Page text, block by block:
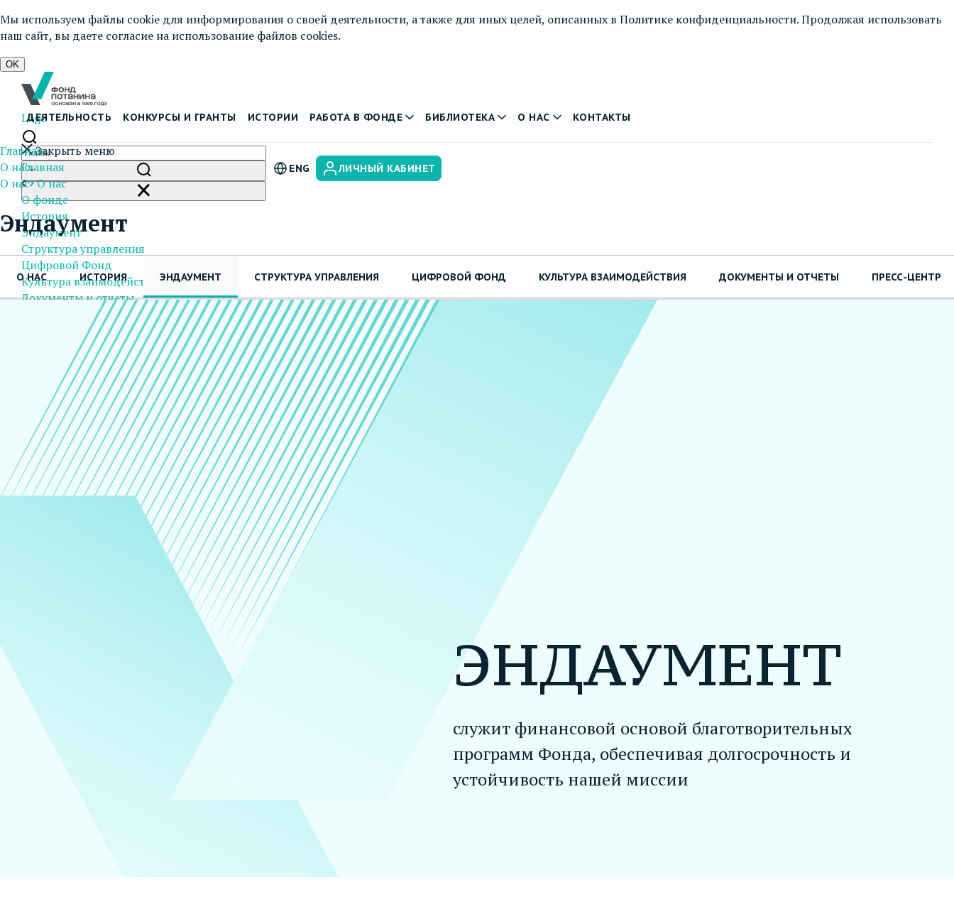
Мы используем файлы cookie для информирования о своей деятельности, а также для иных целей, описанных в Политике конфиденциальности. Продолжая использовать
наш сайт, вы даете согласие на использование файлов cookies.
OK
Logo
ДЕЯТЕЛЬНОСТЬ КОНКУРСЫ И ГРАНТЫ ИСТОРИИ РАБОТА В ФОНДЕ БИБЛИОТЕКА О НАС КОНТАКТЫ
ENG ЛИЧНЫЙ КАБИНЕТ
Закрыть меню
Главная
О нас
О фонде
История
Эндаумент
Структура управления
Цифровой Фонд
Культура взаимодействия
Документы и отчеты
Библиотека
Библиотека
Аналитика
Художественные издания и мультимедиа
Контакты
Деятельность
Конкурсы и гранты
Истории
Работа в Фонде
ENG
Youtube Telegram
Главная
О нас
О нас
Эндаумент
О НАС ИСТОРИЯ ЭНДАУМЕНТ СТРУКТУРА УПРАВЛЕНИЯ ЦИФРОВОЙ ФОНД КУЛЬТУРА ВЗАИМОДЕЙСТВИЯ ДОКУМЕНТЫ И ОТЧЕТЫ ПРЕСС-ЦЕНТР
ЭНДАУМЕНТ
служит финансовой основой благотворительных
программ Фонда, обеспечивая долгосрочность и
устойчивость нашей миссии